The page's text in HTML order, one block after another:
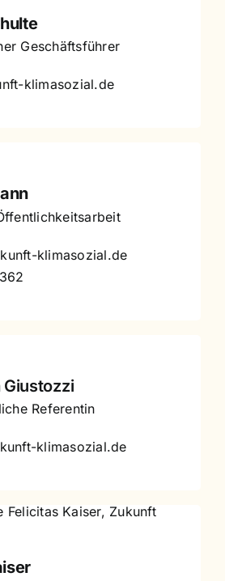
Geschäftsführer
klimasozial.de
klimasozial.de
Giustozzi
Referentin
klimasozial.de